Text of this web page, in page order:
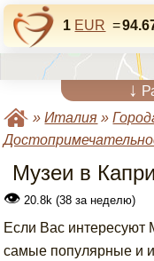
1 EUR =
↓
»Италия »
Музеи в Капри
👁 20.8k (38 за неделю)
Если Вас интересуют
самые популярные и